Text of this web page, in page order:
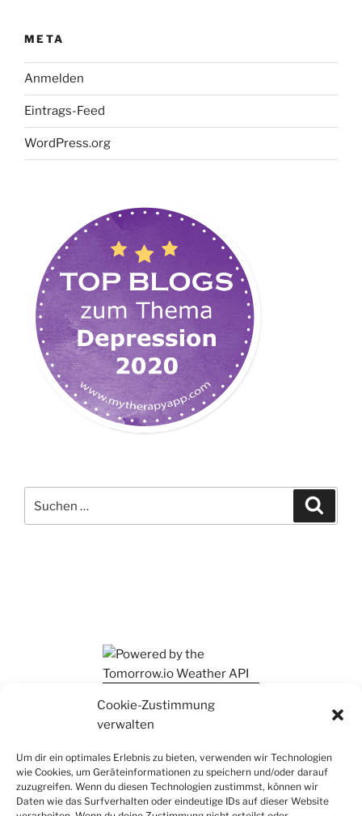
Cookie-Zustimmung
verwalten
Um dir ein optimales Erlebnis zu bieten, verwenden wir Technologien
wie Cookies, um Geräteinformationen zu speichern und/oder darauf
zuzugreifen. Wenn du diesen Technologien zustimmst, können wir
Daten wie das Surfverhalten oder eindeutige IDs auf dieser Website
META
Anmelden
Eintrags-Feed
WordPress.org
nach: